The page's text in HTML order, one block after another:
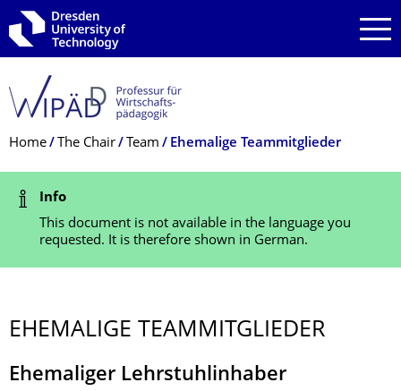
Skip to main navigation
Skip to search
Skip to content
Breadcrumb Menu
Home The Chair Team Ehemalige Teammitglieder
Status Message
Info
This document is not available in the language you
requested. It is therefore shown in German.
EHEMALIGE TEAMMITGLIEDER
Ehemaliger Lehrstuhlinhaber